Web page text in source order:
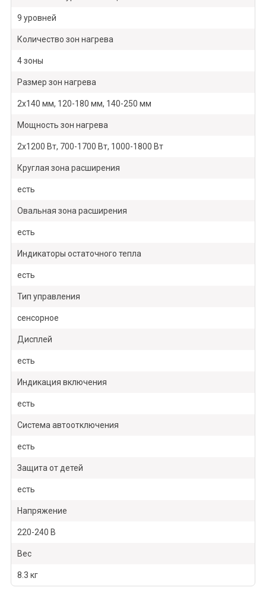
9 уровней
Количество зон нагрева
4 зоны
Размер зон нагрева
2х140 мм, 120-180 мм, 140-250 мм
Мощность зон нагрева
2х1200 Вт, 700-1700 Вт, 1000-1800 Вт
Круглая зона расширения
есть
Овальная зона расширения
есть
Индикаторы остаточного тепла
есть
Тип управления
сенсорное
Дисплей
есть
Индикация включения
есть
Система автоотключения
есть
Защита от детей
есть
Напряжение
220-240 В
Вес
8.3 кг